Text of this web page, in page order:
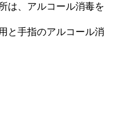
は、アルコール消毒を
と手指のアルコール消